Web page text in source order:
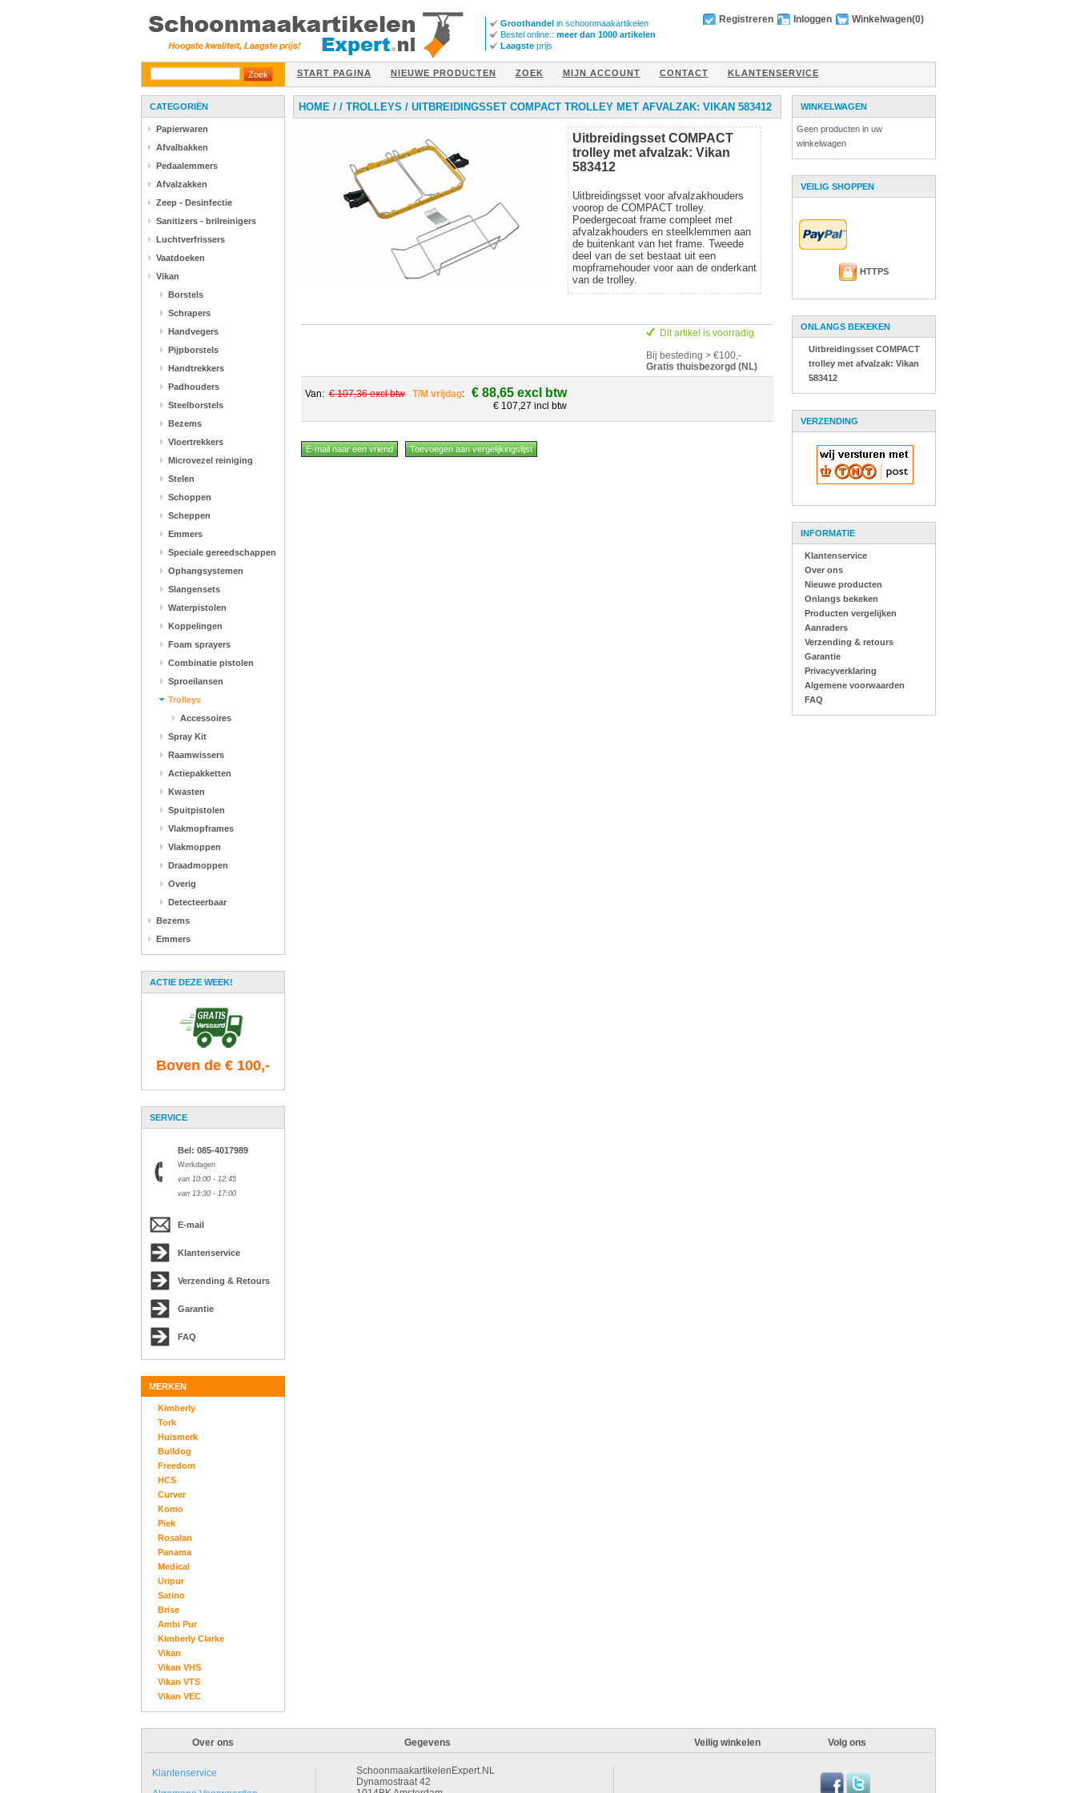
Groothandel in schoonmaakartikelen
Bestel online:: meer dan 1000 artikelen
Laagste prijs
Registreren Inloggen Winkelwagen(0)
START PAGINA NIEUWE PRODUCTEN ZOEK MIJN ACCOUNT CONTACT KLANTENSERVICE
CATEGORIËN
Papierwaren
Afvalbakken
Pedaalemmers
Afvalzakken
Zeep - Desinfectie
Sanitizers - brilreinigers
Luchtverfrissers
Vaatdoeken
Vikan
Borstels
Schrapers
Handvegers
Pijpborstels
Handtrekkers
Padhouders
Steelborstels
Bezems
Vloertrekkers
Microvezel reiniging
Stelen
Schoppen
Scheppen
Emmers
Speciale gereedschappen
Ophangsystemen
Slangensets
Waterpistolen
Koppelingen
Foam sprayers
Combinatie pistolen
Sproeilansen
Trolleys
Accessoires
Spray Kit
Raamwissers
Actiepakketten
Kwasten
Spuitpistolen
Vlakmopframes
Vlakmoppen
Draadmoppen
Overig
Detecteerbaar
Bezems
Emmers
ACTIE DEZE WEEK!
Boven de € 100,-
SERVICE
Bel: 085-4017989
Werkdagen
van 10:00 - 12:45
van 13:30 - 17:00
E-mail
Klantenservice
Verzending & Retours
Garantie
FAQ
MERKEN
Kimberly
Tork
Huismerk
Bulldog
Freedom
HCS
Curver
Komo
Piek
Rosalan
Panama
Medical
Uripur
Satino
Brise
Ambi Pur
Kimberly Clarke
Vikan
Vikan VHS
Vikan VTS
Vikan VEC
HOME/ / TROLLEYS / UITBREIDINGSSET COMPACT TROLLEY MET AFVALZAK: VIKAN 583412
Uitbreidingsset COMPACT
trolley met afvalzak: Vikan
583412
Uitbreidingsset voor afvalzakhouders
voorop de COMPACT trolley.
Poedergecoat frame compleet met
afvalzakhouders en steelklemmen aan
de buitenkant van het frame. Tweede
deel van de set bestaat uit een
mopframehouder voor aan de onderkant
van de trolley.
Dit artikel is voorradig
Bij besteding > €100,-
Gratis thuisbezorgd (NL)
Van:€ 107,36 excl btw T/M vrijdag: € 88,65 excl btw
€ 107,27 incl btw
WINKELWAGEN
Geen producten in uw
winkelwagen
VEILIG SHOPPEN
HTTPS
ONLANGS BEKEKEN
Uitbreidingsset COMPACT
trolley met afvalzak: Vikan
583412
VERZENDING
INFORMATIE
Klantenservice
Over ons
Nieuwe producten
Onlangs bekeken
Producten vergelijken
Aanraders
Verzending & retours
Garantie
Privacyverklaring
Algemene voorwaarden
FAQ
Over ons Gegevens Veilig winkelen Volg ons
Klantenservice
SchoonmaakartikelenExpert.NL
Dynamostraat 42